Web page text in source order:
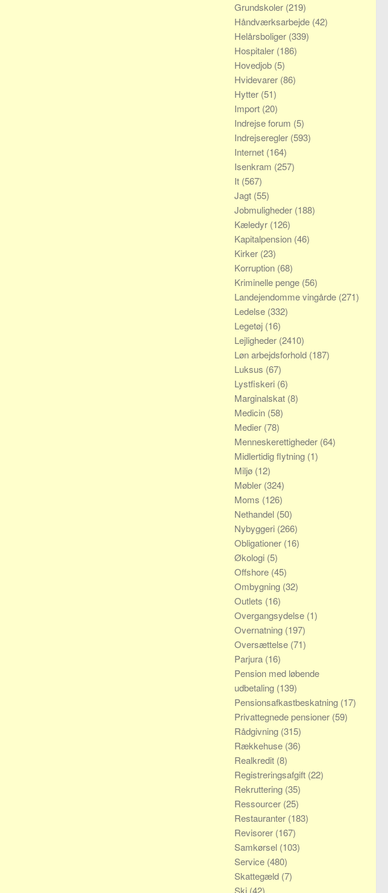
Grundskoler (219)
Håndværksarbejde (42)
Helårsboliger (339)
Hospitaler (186)
Hovedjob (5)
Hvidevarer (86)
Hytter (51)
Import (20)
Indrejse forum (5)
Indrejseregler (593)
Internet (164)
Isenkram (257)
It (567)
Jagt (55)
Jobmuligheder (188)
Kæledyr (126)
Kapitalpension (46)
Kirker (23)
Korruption (68)
Kriminelle penge (56)
Landejendomme vingårde (271)
Ledelse (332)
Legetøj (16)
Lejligheder (2410)
Løn arbejdsforhold (187)
Luksus (67)
Lystfiskeri (6)
Marginalskat (8)
Medicin (58)
Medier (78)
Menneskerettigheder (64)
Midlertidig flytning (1)
Miljø (12)
Møbler (324)
Moms (126)
Nethandel (50)
Nybyggeri (266)
Obligationer (16)
Økologi (5)
Offshore (45)
Ombygning (32)
Outlets (16)
Overgangsydelse (1)
Overnatning (197)
Oversættelse (71)
Parjura (16)
Pension med løbende
udbetaling (139)
Pensionsafkastbeskatning (17)
Privattegnede pensioner (59)
Rådgivning (315)
Rækkehuse (36)
Realkredit (8)
Registreringsafgift (22)
Rekruttering (35)
Ressourcer (25)
Restauranter (183)
Revisorer (167)
Samkørsel (103)
Service (480)
Skattegæld (7)
Ski (42)